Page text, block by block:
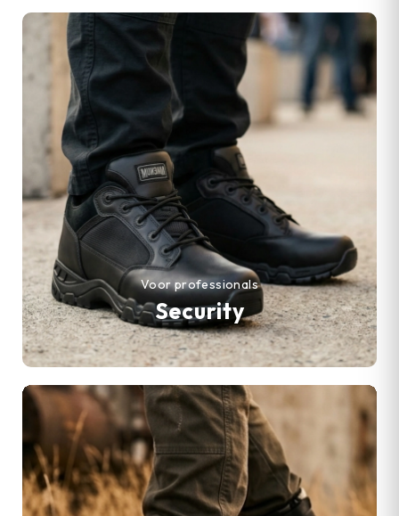
Security
Voor professionals